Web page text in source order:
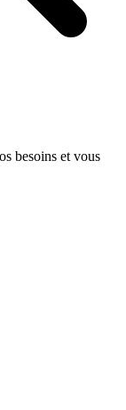
besoins et vous